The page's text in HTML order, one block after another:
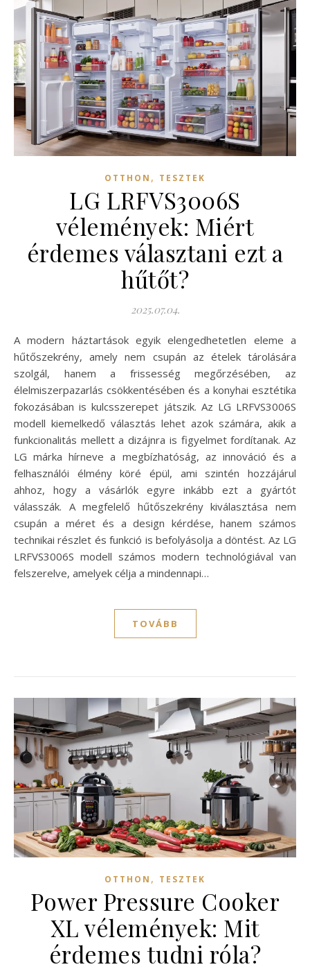
OTTHON , TESZTEK
LG LRFVS3006S
vélemények: Miért
érdemes választani ezt a
hűtőt?
2025.07.04.
A modern háztartások egyik elengedhetetlen eleme a
hűtőszekrény, amely nem csupán az ételek tárolására
szolgál, hanem a frissesség megőrzésében, az
élelmiszerpazarlás csökkentésében és a konyhai esztétika
fokozásában is kulcsszerepet játszik. Az LG LRFVS3006S
modell kiemelkedő választás lehet azok számára, akik a
funkcionalitás mellett a dizájnra is figyelmet fordítanak. Az
LG márka hírneve a megbízhatóság, az innováció és a
felhasználói élmény köré épül, ami szintén hozzájárul
ahhoz, hogy a vásárlók egyre inkább ezt a gyártót
válasszák. A megfelelő hűtőszekrény kiválasztása nem
csupán a méret és a design kérdése, hanem számos
technikai részlet és funkció is befolyásolja a döntést. Az LG
LRFVS3006S modell számos modern technológiával van
felszerelve, amelyek célja a mindennapi…
TOVÁBB
OTTHON , TESZTEK
Power Pressure Cooker
XL vélemények: Mit
érdemes tudni róla?